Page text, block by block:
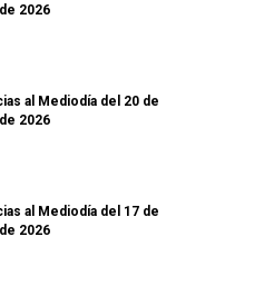
2026
al Mediodía del 20 de
2026
al Mediodía del 17 de
2026